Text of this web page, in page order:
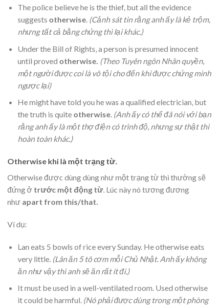
The police believe he is the thief, but all the evidence
suggests otherwise. (Cảnh sát tin rằng anh ấy là kẻ trộm,
nhưng tất cả bằng chứng thì lại khác.)
Under the Bill of Rights, a person is presumed innocent
until proved otherwise. (Theo Tuyên ngôn Nhân quyền,
một người được coi là vô tội cho đến khi được chứng minh
ngược lại)
He might have told you he was a qualified electrician, but
the truth is quite otherwise. (Anh ấy có thể đã nói với bạn
rằng anh ấy là một thợ điện có trình độ, nhưng sự thật thì
hoàn toàn khác.)
Otherwise khi là một trạng từ.
Otherwise được dùng dùng như một trạng từ thì thường sẽ
đứng ở trước một động từ. Lúc này nó tương đương
như apart from this/that.
Ví dụ:
Lan eats 5 bowls of rice every Sunday. He otherwise eats
very little. (Lân ăn 5 tô cơm mỗi Chủ Nhật. Anh ấy không
ăn như vậy thì anh sẽ ăn rất ít đi.)
It must be used in a well-ventilated room. Used otherwise
it could be harmful. (Nó phải được dùng trong một phòng